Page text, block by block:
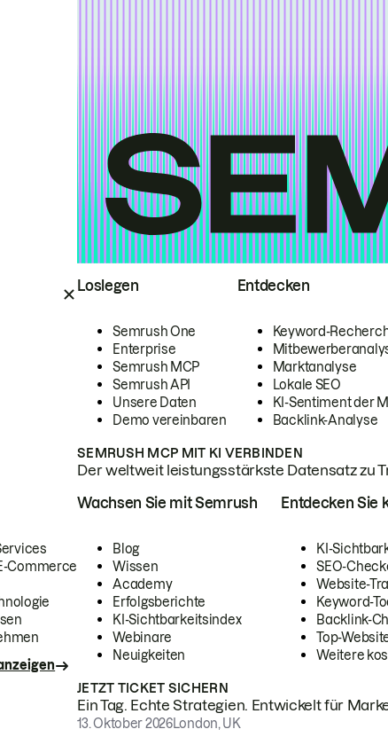
Loslegen
Semrush One
Enterprise
Semrush MCP
Semrush API
Unsere Daten
Demo vereinbaren
Entdecken
Keyword-
Marktanalyse
Lokale SEO
KI-Sentiment der
Backlink-Analyse
SEMRUSH MCP MIT KI VERBINDEN
Der weltweit leistungsstärkste Datensatz zu
Commerce
Wachsen Sie mit Semrush
Blog
Wissen
Academy
Erfolgsberichte
KI-Sichtbarkeitsindex
Webinare
Neuigkeiten
Entdecken Sie
KI-
SEO-
Website-
Keyword-
Backlink-
Top-
Weitere
JETZT TICKET SICHERN
Ein Tag. Echte Strategien. Entwickelt für
13. Oktober 2026London, UK